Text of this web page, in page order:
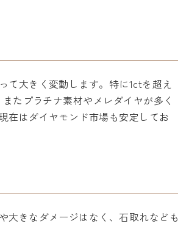
て大きく変動します。特に1ctを超え
たプラチナ素材やメレダイヤが多く
在はダイヤモンド市場も安定してお
大きなダメージはなく、石取れなども